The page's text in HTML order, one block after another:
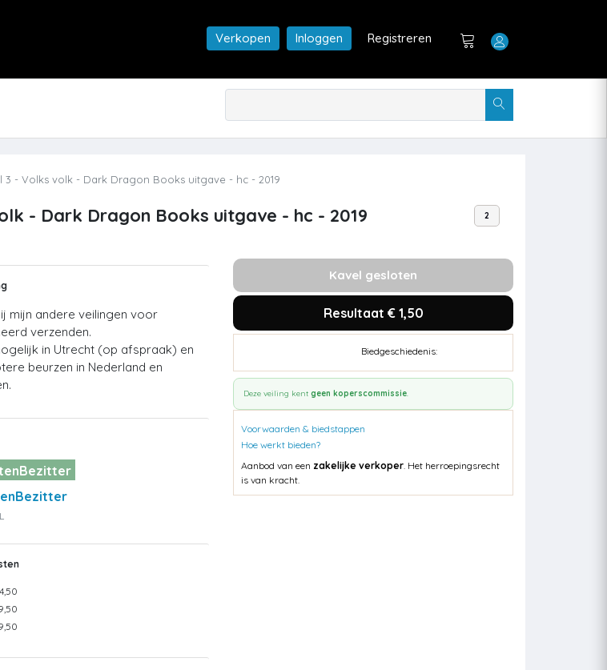
Verkopen Inloggen Registreren
3 - Volks volk - Dark Dragon Books uitgave - hc - 2019
- Dark Dragon Books uitgave - hc - 2019 2
mijn andere veilingen voor
verzenden.
in Utrecht (op afspraak) en
beurzen in Nederland en
Kavel gesloten
Resultaat € 1,50
Biedgeschiedenis:
Deze veiling kent geen koperscommissie.
Voorwaarden & biedstappen
Hoe werkt bieden?
Aanbod van een zakelijke verkoper. Het herroepingsrecht
is van kracht.